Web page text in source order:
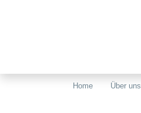
Home Über uns